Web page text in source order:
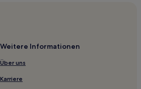
Weitere Informationen
Über uns
Karriere